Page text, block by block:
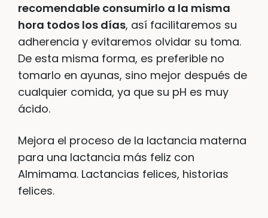
recomendable consumirlo a la misma
hora todos los días, así facilitaremos su
adherencia y evitaremos olvidar su toma.
De esta misma forma, es preferible no
tomarlo en ayunas, sino mejor después de
cualquier comida, ya que su pH es muy
ácido.
Mejora el proceso de la lactancia materna
para una lactancia más feliz con
Almimama. Lactancias felices, historias
felices.